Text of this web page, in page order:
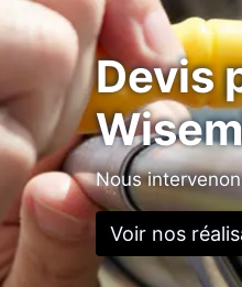
Devis
Nous
Voir nos